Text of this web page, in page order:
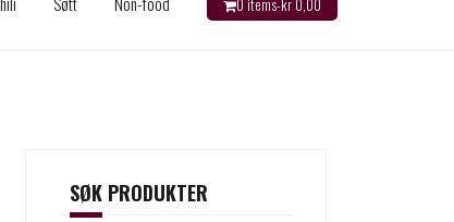
0 items-kr0,00
SØK PRODUKTER